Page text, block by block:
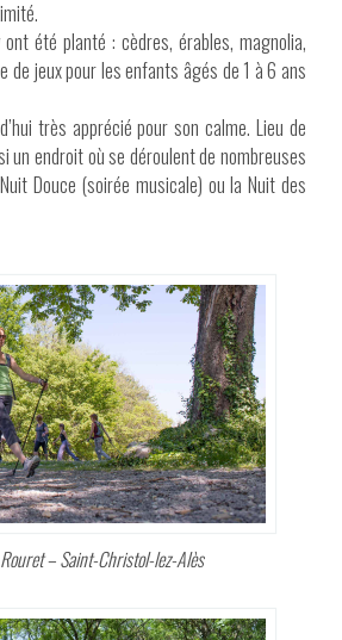
été planté : cèdres, érables, magnolia,
de jeux pour les enfants âgés de 1 à 6 ans
très apprécié pour son calme. Lieu de
un endroit où se déroulent de nombreuses
Douce (soirée musicale) ou la Nuit des
– Saint-Christol-lez-Alès